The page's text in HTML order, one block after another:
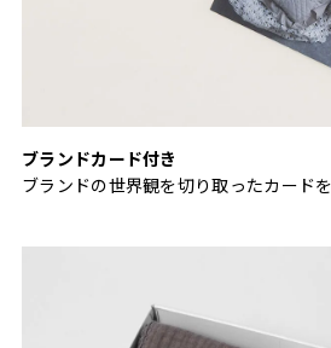
ブランドカード付き
ブランドの世界観を切り取ったカードを